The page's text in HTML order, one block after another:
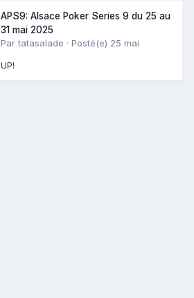
APS9: Alsace Poker Series 9 du 25 au
31 mai 2025
Partatasalade · Posté(e) 25 mai
UP!